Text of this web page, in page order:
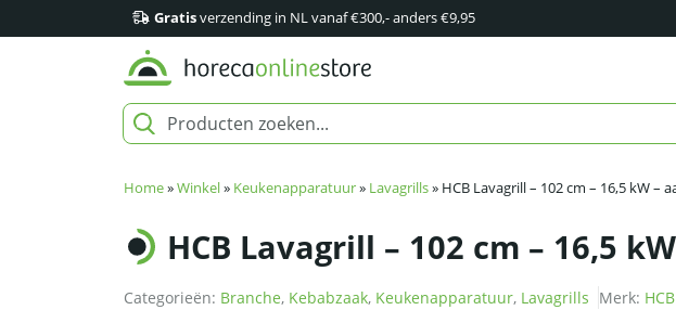
Gratisverzending in NL vanaf €300,- anders €9,95
Home»Winkel» Keukenapparatuur» Lavagrills» HCB Lavagrill – 102 cm – 16,5 kW –
HCB Lavagrill – 102 cm – 16,5
Categorieën: Branche, Kebabzaak, Keukenapparatuur, Lavagrills Merk: HCB